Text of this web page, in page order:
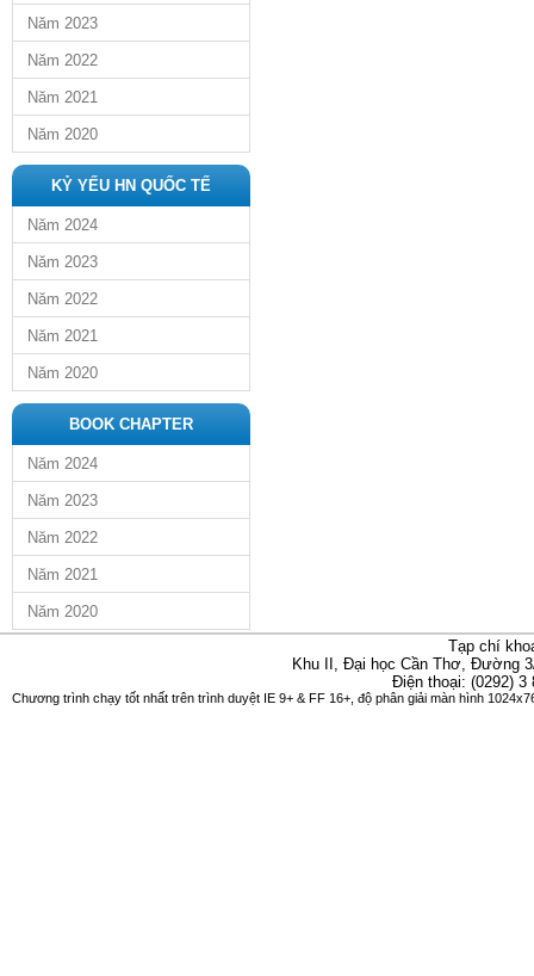
Năm 2023
Năm 2022
Năm 2021
Năm 2020
KỶ YẾU HN QUỐC TẾ
Năm 2024
Năm 2023
Năm 2022
Năm 2021
Năm 2020
BOOK CHAPTER
Năm 2024
Năm 2023
Năm 2022
Năm 2021
Năm 2020
Tạp chí
Khu II, Đại học Cần Thơ, Đường
Điện thoại: (0292)
Chương trình chạy tốt nhất trên trình duyệt IE 9+ & FF 16+, độ phân giải màn hình